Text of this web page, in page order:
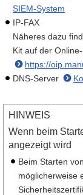
SIEM-System
IP-FAX
Näheres dazu
Kit auf der
https://
DNS-Server
HINWEIS
Wenn beim
angezeigt wird
Beim Starten
möglicherweise